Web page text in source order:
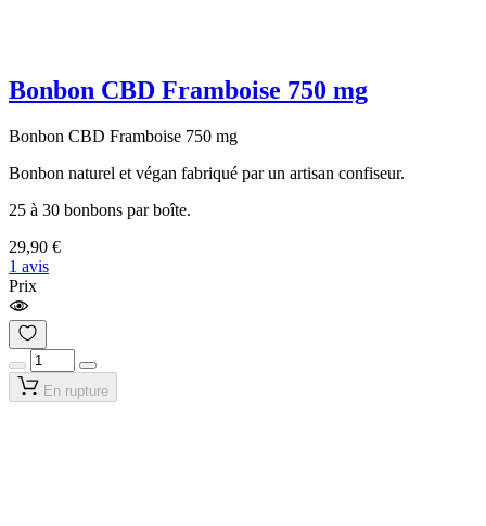
Bonbon CBD Framboise 750 mg
Bonbon CBD Framboise 750 mg
Bonbon naturel et végan fabriqué par un artisan confiseur.
25 à 30 bonbons par boîte.
29,90 €
1 avis
Prix
En rupture